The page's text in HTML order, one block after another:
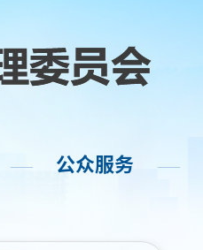
—— 公众服务 ——